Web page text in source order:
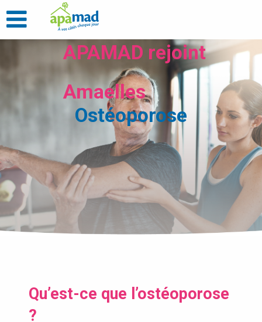
APAMAD rejoint
Amaelles
Ostéoporose
Qu’est-ce que l’ostéoporose
?